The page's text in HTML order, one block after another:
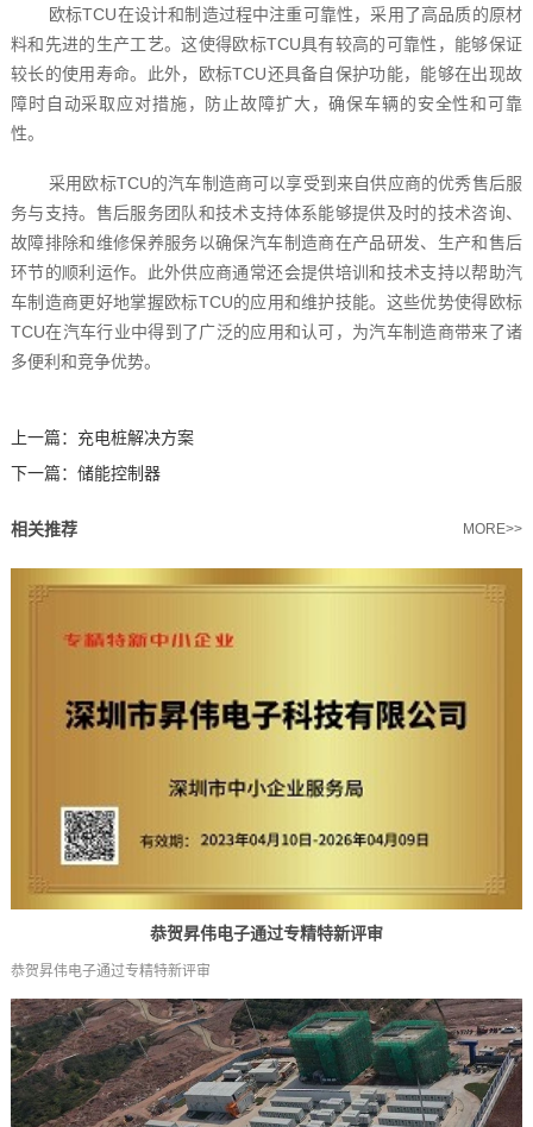
欧标TCU在设计和制造过程中注重可靠性，采用了高品质的原材
料和先进的生产工艺。这使得欧标TCU具有较高的可靠性，能够保证
较长的使用寿命。此外，欧标TCU还具备自保护功能，能够在出现故
障时自动采取应对措施，防止故障扩大，确保车辆的安全性和可靠
性。
采用欧标TCU的汽车制造商可以享受到来自供应商的优秀售后服
务与支持。售后服务团队和技术支持体系能够提供及时的技术咨询、
故障排除和维修保养服务以确保汽车制造商在产品研发、生产和售后
环节的顺利运作。此外供应商通常还会提供培训和技术支持以帮助汽
车制造商更好地掌握欧标TCU的应用和维护技能。这些优势使得欧标
TCU在汽车行业中得到了广泛的应用和认可，为汽车制造商带来了诸
多便利和竞争优势。‍
上一篇： 充电桩解决方案
下一篇： 储能控制器
相关推荐 MORE>>
恭贺昇伟电子通过专精特新评审
恭贺昇伟电子通过专精特新评审